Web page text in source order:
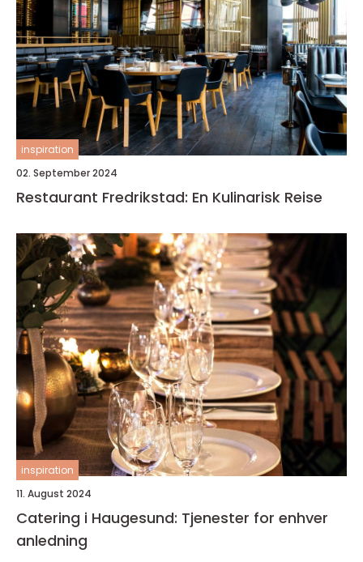
inspiration
02. September 2024
Restaurant Fredrikstad: En Kulinarisk Reise
inspiration
11. August 2024
Catering i Haugesund: Tjenester for enhver
anledning